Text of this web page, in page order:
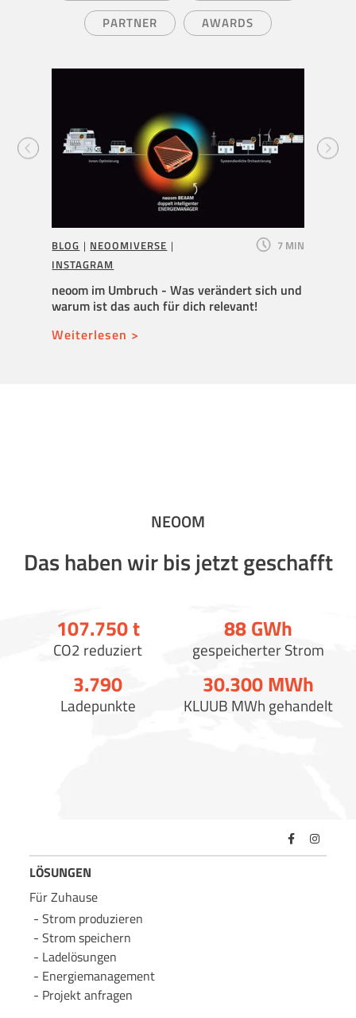
PARTNER AWARDS
BLOG | NEOOMIVERSE |
INSTAGRAM
7 MIN
neoom im Umbruch - Was verändert sich und
warum ist das auch für dich relevant!
Weiterlesen >
NEOOM
Das haben wir bis jetzt geschafft
107.750t
CO2 reduziert
88GWh
gespeicherter Strom
3.790
Ladepunkte
30.300MWh
KLUUB MWh gehandelt
LÖSUNGEN
Für Zuhause
Strom produzieren
Strom speichern
Lade­lösungen
Energie­management
Projekt anfragen